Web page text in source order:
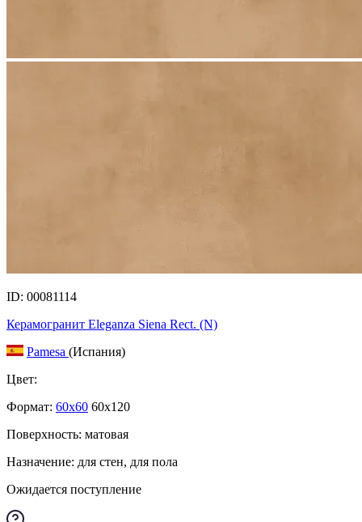
ID: 00081114
Керамогранит Eleganza Siena Rect. (N)
Pamesa (Испания)
Цвет:
Формат: 60x60 60x120
Поверхность: матовая
Назначение: для стен, для пола
Ожидается поступление